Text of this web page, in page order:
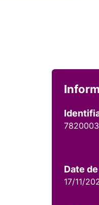
7820003
Date
17/11/